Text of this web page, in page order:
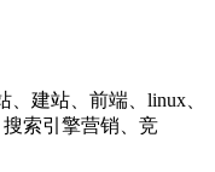
建站、前端、linux、
搜索引擎营销、竞